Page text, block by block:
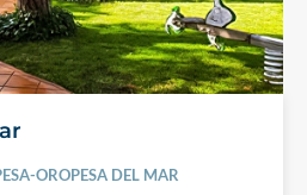
OROPESA DEL MAR